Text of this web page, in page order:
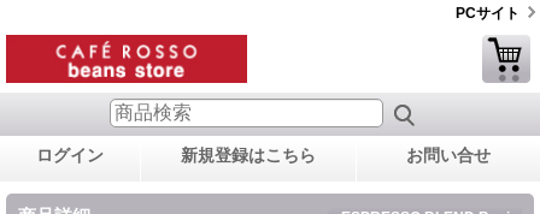
PCサイト
ログイン 新規登録はこちら お問い合せ